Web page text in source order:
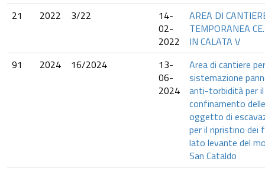
21
2022 3/22
14-
02-
2022
AREA DI
TEMPORANEA
IN CALATA V
91
2024 16/2024
13-
06-
2024
Area di cantiere per
sistemazione
anti-torbidità per il
confinamento
oggetto di
per il ripristino dei
lato levante del
San Cataldo